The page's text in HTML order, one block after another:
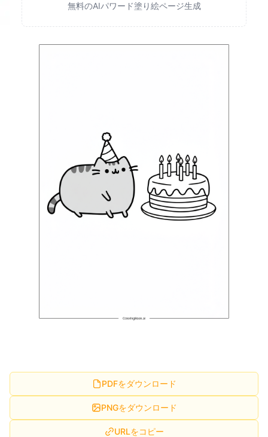
無料のAIパワード塗り絵ページ生成
PDFをダウンロード
PNGをダウンロード
URLをコピー